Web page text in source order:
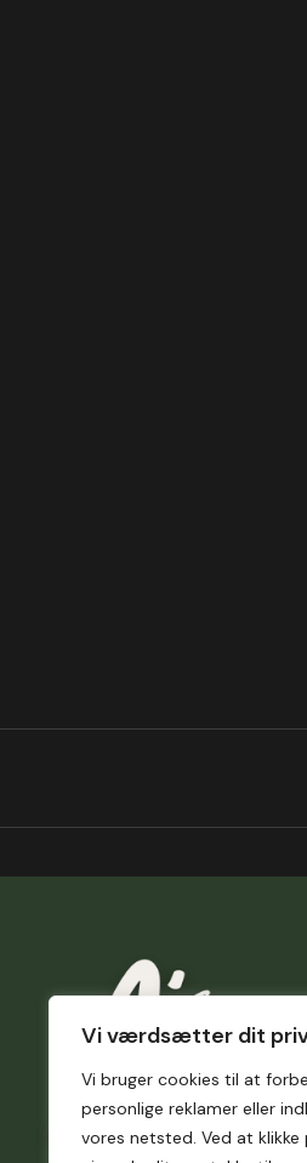
Vi værdsætter dit
Vi bruger cookies til at
personlige reklamer eller
vores netsted. Ved at